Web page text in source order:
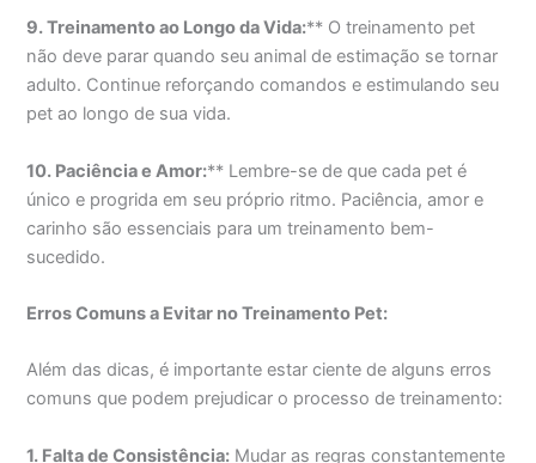
9. Treinamento ao Longo da Vida:** O treinamento pet
não deve parar quando seu animal de estimação se tornar
adulto. Continue reforçando comandos e estimulando seu
pet ao longo de sua vida.
10. Paciência e Amor:** Lembre-se de que cada pet é
único e progrida em seu próprio ritmo. Paciência, amor e
carinho são essenciais para um treinamento bem-
sucedido.
Erros Comuns a Evitar no Treinamento Pet:
Além das dicas, é importante estar ciente de alguns erros
comuns que podem prejudicar o processo de treinamento:
1. Falta de Consistência: Mudar as regras constantemente